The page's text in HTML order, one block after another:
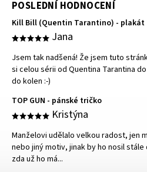
POSLEDNÍ HODNOCENÍ
Kill Bill (Quentin Tarantino) - plakát
Jana
Jsem tak nadšená! Že jsem tuto
si celou sérii od Quentina Tarantina
do kolen :-)
TOP GUN - pánské tričko
Kristýna
Manželovi udělalo velkou radost, jen
nebo jiný motiv, jinak by ho nosil
zda už ho má...